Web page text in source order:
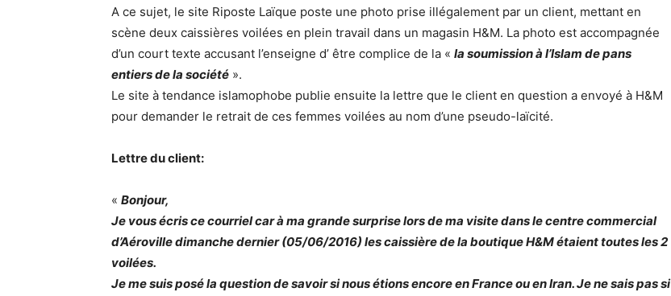
A ce sujet, le site Riposte Laïque poste une photo prise illégalement par un client, mettant en
scène deux caissières voilées en plein travail dans un magasin H&M. La photo est accompagnée
d’un court texte accusant l’enseigne d’ être complice de la « la soumission à l’Islam de pans
entiers de la société ».
Le site à tendance islamophobe publie ensuite la lettre que le client en question a envoyé à H&M
pour demander le retrait de ces femmes voilées au nom d’une pseudo-laïcité.
Lettre du client:
« Bonjour,
Je vous écris ce courriel car à ma grande surprise lors de ma visite dans le centre commercial
d’Aéroville dimanche dernier (05/06/2016) les caissière de la boutique H&M étaient toutes les 2
voilées.
Je me suis posé la question de savoir si nous étions encore en France ou en Iran. Je ne sais pas si